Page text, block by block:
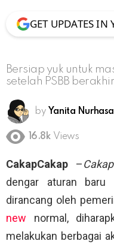
GET UPDATES IN
Bersiap yuk untuk
setelah PSBB berakhir
by Yanita
16.8k Views
CakapCakap –
dengar aturan baru
dirancang oleh
new normal,
melakukan berbagai